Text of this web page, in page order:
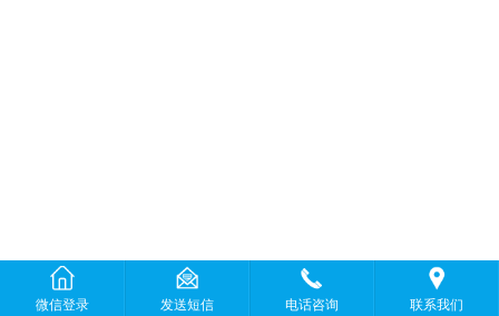
微信登录 发送短信 电话咨询 联系我们